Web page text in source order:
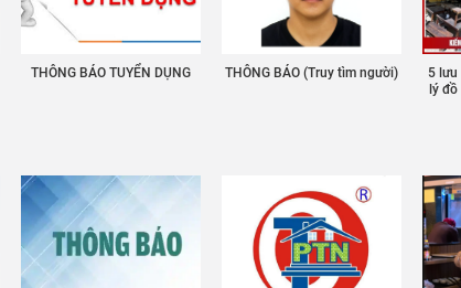
THÔNG BÁO TUYỂN DỤNG THÔNG BÁO (Truy tìm người)
5
lý